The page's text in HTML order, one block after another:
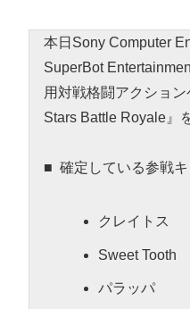
本日Sony Computer
SuperBot
用対戦格闘アクショ
Stars Battle Royale』
■ 確定している参戦
クレイトス
Sweet Tooth
パラッパ